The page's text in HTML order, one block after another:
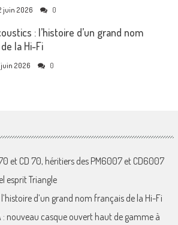
juin 2026 0
: l’histoire d’un grand nom
la Hi-Fi
juin 2026 0
et CD 70, héritiers des PM6007 et CD6007
esprit Triangle
d’un grand nom français de la Hi-Fi
: nouveau casque ouvert haut de gamme à